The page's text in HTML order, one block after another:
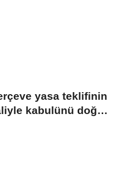
yasa teklifinin
kabulünü doğru